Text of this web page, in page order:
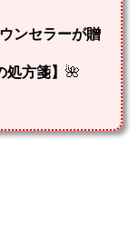
ンセラーが贈
処方箋】🌺